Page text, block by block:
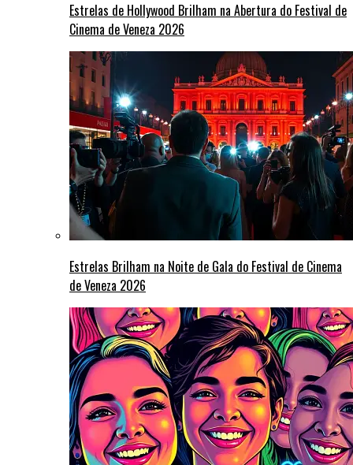
Estrelas de Hollywood Brilham na Abertura do Festival de
Cinema de Veneza 2026
Estrelas Brilham na Noite de Gala do Festival de Cinema
de Veneza 2026